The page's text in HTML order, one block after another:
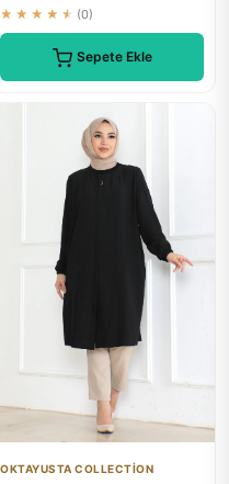
★★★★★ (0)
Sepete Ekle
OKTAYUSTA COLLECTİON